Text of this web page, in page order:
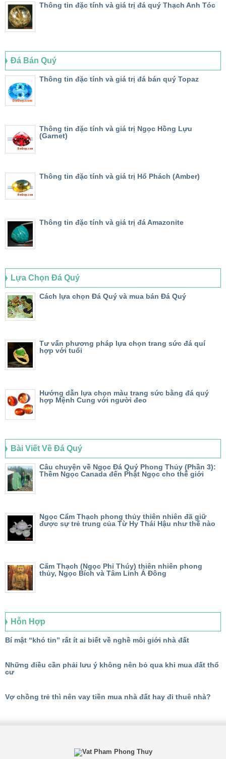
Thông tin đặc tính và giá trị đá quý Thạch Anh Tóc
Đá Bán Quý
Thông tin đặc tính và giá trị đá bán quý Topaz
Thông tin đặc tính và giá trị Ngọc Hồng Lựu
(Garnet)
Thông tin đặc tính và giá trị Hổ Phách (Amber)
Thông tin đặc tính và giá trị đá Amazonite
Lựa Chọn Đá Quý
Cách lựa chọn Đá Quý và mua bán Đá Quý
Tư vấn phương pháp lựa chọn trang sức đá quí
hợp với tuổi
Hướng dẫn lựa chọn màu trang sức bằng đá quý
hợp Mệnh Cung với người đeo
Bài Viết Về Đá Quý
Câu chuyện về Ngọc Đá Quý Phong Thủy (Phần 3):
Thềm Ngọc Canada đến Phật Ngọc cho thế giới
Ngọc Cẩm Thạch phong thủy thiên nhiên đã giữ
được sự trẻ trung của Từ Hy Thái Hậu như thế nào
Cẩm Thạch (Ngọc Phỉ Thúy) thiên nhiên phong
thủy, Ngọc Bích và Tâm Linh Á Đông
Hỗn Hợp
Bí mật “khó tin” rất ít ai biết về nghề môi giới nhà đất
Những điều cần phải lưu ý không nên bỏ qua khi mua đất thổ
cư
Vợ chồng trẻ thì nên vay tiền mua nhà đất hay đi thuê nhà?